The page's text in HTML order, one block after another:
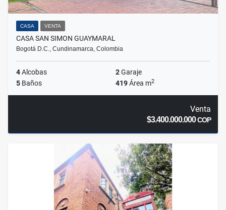
CASA VENTA
CASA SAN SIMON GUAYMARAL
Bogotá D.C., Cundinamarca, Colombia
4Alcobas 2Garaje
5 Baños 419Área m2
Venta
$3.400.000.000COP